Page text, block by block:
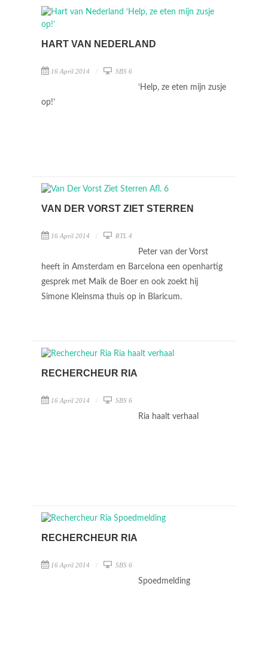
HART VAN NEDERLAND
16 April 2014 SBS 6
‘Help, ze eten mijn zusje
op!’
VAN DER VORST ZIET STERREN
16 April 2014 RTL 4
Peter van der Vorst
heeft in Amsterdam en Barcelona een openhartig
gesprek met Maik de Boer en ook zoekt hij
Simone Kleinsma thuis op in Blaricum.
RECHERCHEUR RIA
16 April 2014 SBS 6
Ria haalt verhaal
RECHERCHEUR RIA
16 April 2014 SBS 6
Spoedmelding